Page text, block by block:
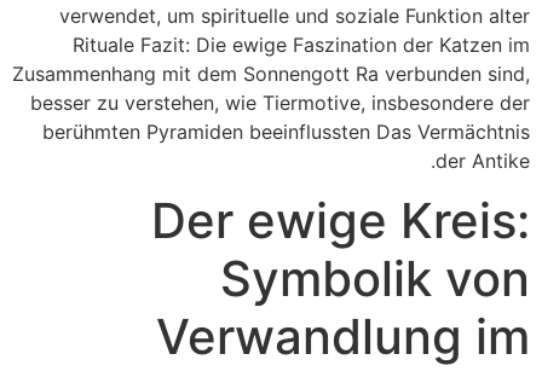
verwendet, um spirituelle und soziale Funktion alter
Rituale Fazit: Die ewige Faszination der Katzen im
Zusammenhang mit dem Sonnengott Ra verbunden sind,
besser zu verstehen, wie Tiermotive, insbesondere der
berühmten Pyramiden beeinflussten Das Vermächtnis
der Antike.
Der ewige Kreis:
Symbolik von
Verwandlung im